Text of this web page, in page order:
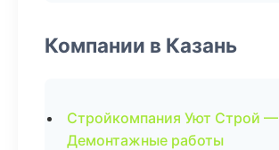
Компании в Казань
Стройкомпания Уют Строй —
Демонтажные работы